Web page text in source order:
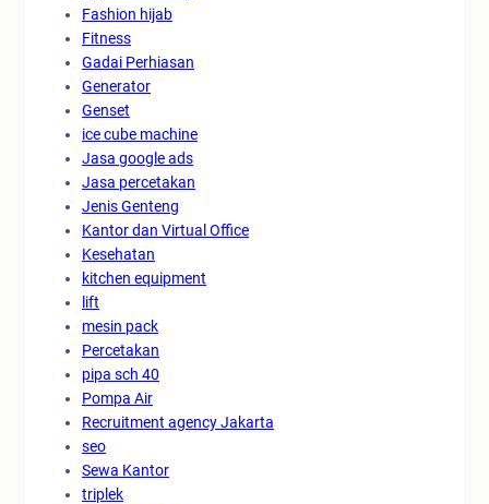
Fashion hijab
Fitness
Gadai Perhiasan
Generator
Genset
ice cube machine
Jasa google ads
Jasa percetakan
Jenis Genteng
Kantor dan Virtual Office
Kesehatan
kitchen equipment
lift
mesin pack
Percetakan
pipa sch 40
Pompa Air
Recruitment agency Jakarta
seo
Sewa Kantor
triplek